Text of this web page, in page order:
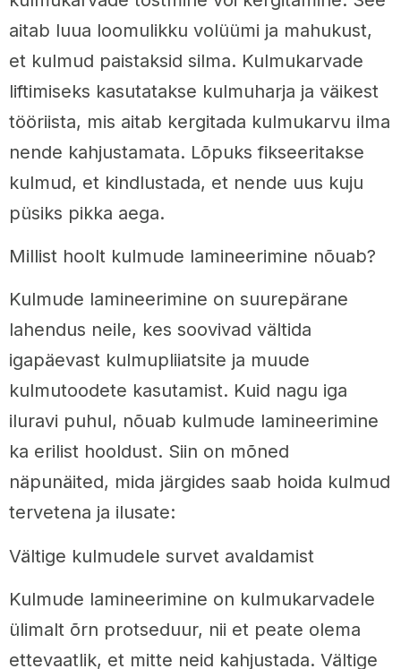
aitab luua loomulikku volüümi ja mahukust,
et kulmud paistaksid silma. Kulmukarvade
liftimiseks kasutatakse kulmuharja ja väikest
tööriista, mis aitab kergitada kulmukarvu ilma
nende kahjustamata. Lõpuks fikseeritakse
kulmud, et kindlustada, et nende uus kuju
püsiks pikka aega.
Millist hoolt kulmude lamineerimine nõuab?
Kulmude lamineerimine on suurepärane
lahendus neile, kes soovivad vältida
igapäevast kulmupliiatsite ja muude
kulmutoodete kasutamist. Kuid nagu iga
iluravi puhul, nõuab kulmude lamineerimine
ka erilist hooldust. Siin on mõned
näpunäited, mida järgides saab hoida kulmud
tervetena ja ilusate:
Vältige kulmudele survet avaldamist
Kulmude lamineerimine on kulmukarvadele
ülimalt õrn protseduur, nii et peate olema
ettevaatlik, et mitte neid kahjustada. Vältige